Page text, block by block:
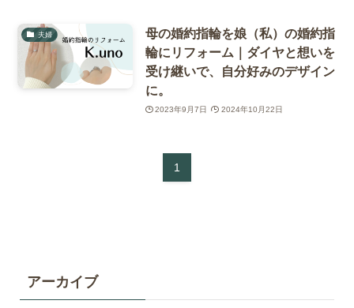
夫婦
母の婚約指輪を娘（私）の婚約指
輪にリフォーム｜ダイヤと想いを
受け継いで、自分好みのデザイン
に。
2023年9月7日 2024年10月22日
1
アーカイブ